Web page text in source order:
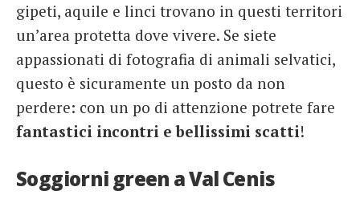
gipeti, aquile e linci trovano in questi territori
un’area protetta dove vivere. Se siete
appassionati di fotografia di animali selvatici,
questo è sicuramente un posto da non
perdere: con un po di attenzione potrete fare
fantastici incontri e bellissimi scatti!
Soggiorni green a Val Cenis